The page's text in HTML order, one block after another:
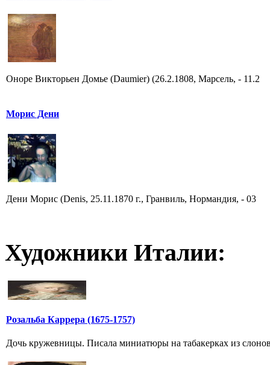
Оноре Викторьен Домье (Daumier) (26.2.1808, Марсель, - 11.2
Морис Дени
Дени Морис (Denis, 25.11.1870 г., Гранвиль, Нормандия, - 03
Художники Италии:
Розальба Каррера (1675-1757)
Дочь кружевницы. Писала миниатюры на табакерках из